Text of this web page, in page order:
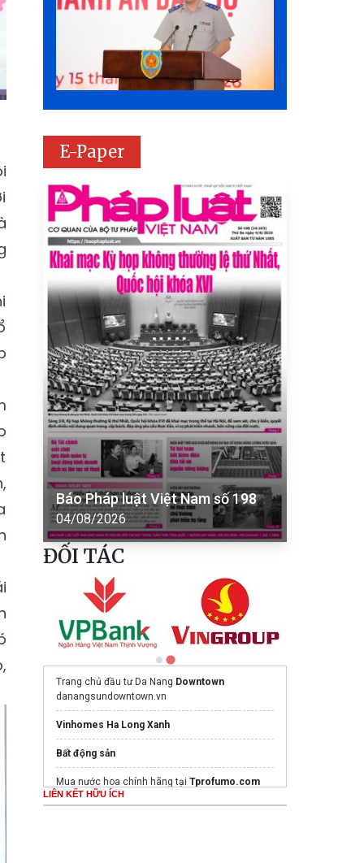
E-Paper
Báo Pháp luật Việt Nam số 198
04/08/2026
ĐỐI TÁC
Trang chủ đầu tư Da Nang Downtown
danangsundowntown.vn
Vinhomes Ha Long Xanh
Bất động sản
Mua nước hoa chính hãng tại Tprofumo.com
LIÊN KẾT HỮU ÍCH